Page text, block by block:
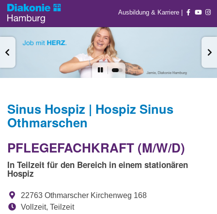
Ausbildung & Karriere |
Sinus Hospiz | Hospiz Sinus
Othmarschen
PFLEGEFACHKRAFT (M/W/D)
In Teilzeit für den Bereich in einem stationären
Hospiz
22763 Othmarscher Kirchenweg 168
Vollzeit, Teilzeit